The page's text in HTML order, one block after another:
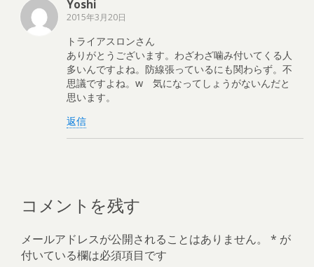
Yoshi
2015年3月20日
トライアスロンさん
ありがとうございます。わざわざ噛み付いてくる人
多いんですよね。防線張っているにも関わらず。不
思議ですよね。w 気になってしょうがないんだと
思います。
返信
コメントを残す
メールアドレスが公開されることはありません。 * が
付いている欄は必須項目です